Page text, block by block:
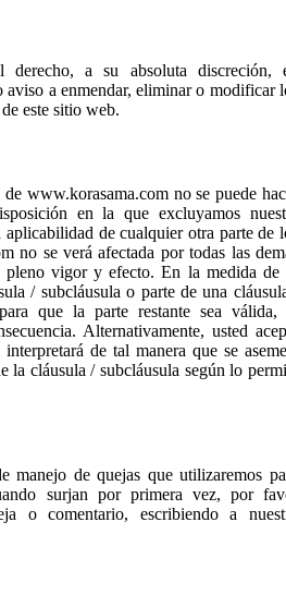
derecho, a su absoluta discreción,
a enmendar, eliminar o modificar
este sitio web.
www.korasama.com no se puede
en la que excluyamos
aplicabilidad de cualquier otra parte de
no se verá afectada por todas las
pleno vigor y efecto. En la medida de
/ subcláusula o parte de una
que la parte restante sea válida,
Alternativamente, usted
de tal manera que se
la cláusula / subcláusula según lo
manejo de quejas que utilizaremos
surjan por primera vez, por
o comentario, escribiendo a